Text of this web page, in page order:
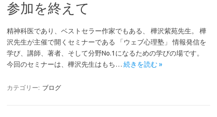
参加を終えて
精神科医であり、ベストセラー作家でもある、 樺沢紫苑先生。 樺
沢先生が主催で開くセミナーである 「ウェブ心理塾」 情報発信を
学び、講師、著者、そして分野No.1になるための学びの場です。
今回のセミナーは、樺沢先生はもち… 続きを読む »
カテゴリー: ブログ